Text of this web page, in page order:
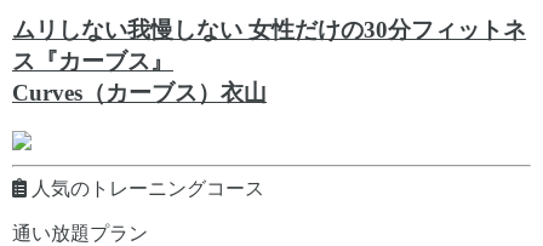
ムリしない我慢しない 女性だけの30分フィットネ
ス『カーブス』
Curves（カーブス）衣山
人気のトレーニングコース
通い放題プラン